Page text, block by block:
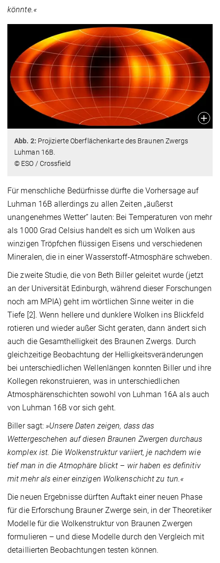
könnte.«
Abb. 2: Projizierte Oberflächenkarte des Braunen Zwergs
Luhman 16B.
© ESO / Crossfield
Für menschliche Bedürfnisse dürfte die Vorhersage auf
Luhman 16B allerdings zu allen Zeiten „äußerst
unangenehmes Wetter” lauten: Bei Temperaturen von mehr
als 1000 Grad Celsius handelt es sich um Wolken aus
winzigen Tröpfchen flüssigen Eisens und verschiedenen
Mineralen, die in einer Wasserstoff-Atmosphäre schweben.
Die zweite Studie, die von Beth Biller geleitet wurde (jetzt
an der Universität Edinburgh, während dieser Forschungen
noch am MPIA) geht im wörtlichen Sinne weiter in die
Tiefe [2]. Wenn hellere und dunklere Wolken ins Blickfeld
rotieren und wieder außer Sicht geraten, dann ändert sich
auch die Gesamthelligkeit des Braunen Zwergs. Durch
gleichzeitige Beobachtung der Helligkeitsveränderungen
bei unterschiedlichen Wellenlängen konnten Biller und ihre
Kollegen rekonstruieren, was in unterschiedlichen
Atmosphärenschichten sowohl von Luhman 16A als auch
von Luhman 16B vor sich geht.
Biller sagt:»Unsere Daten zeigen, dass das
Wettergeschehen auf diesen Braunen Zwergen durchaus
komplex ist. Die Wolkenstruktur variiert, je nachdem wie
tief man in die Atmophäre blickt – wir haben es definitiv
mit mehr als einer einzigen Wolkenschicht zu tun.«
Die neuen Ergebnisse dürften Auftakt einer neuen Phase
für die Erforschung Brauner Zwerge sein, in der Theoretiker
Modelle für die Wolkenstruktur von Braunen Zwergen
formulieren – und diese Modelle durch den Vergleich mit
detaillierten Beobachtungen testen können.